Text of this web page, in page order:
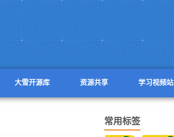
大雪开源库 资源共享 学习视频站
常用标签